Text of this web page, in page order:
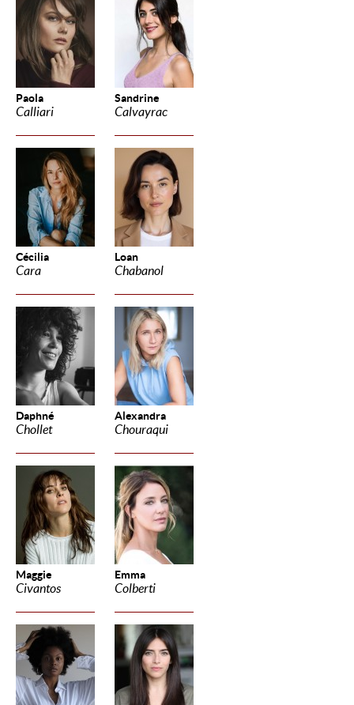
Paola
Calliari
Sandrine
Calvayrac
Cécilia
Cara
Loan
Chabanol
Daphné
Chollet
Alexandra
Chouraqui
Maggie
Civantos
Emma
Colberti